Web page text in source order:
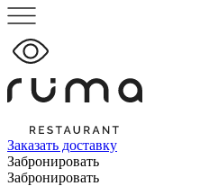
Заказать доставку
Забронировать
Забронировать